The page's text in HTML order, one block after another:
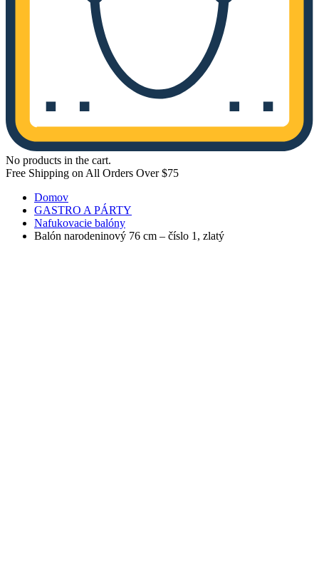
No products in the cart.
Free Shipping on All Orders Over $75
Domov
GASTRO A PÁRTY
Nafukovacie balóny
Balón narodeninový 76 cm – číslo 1, zlatý